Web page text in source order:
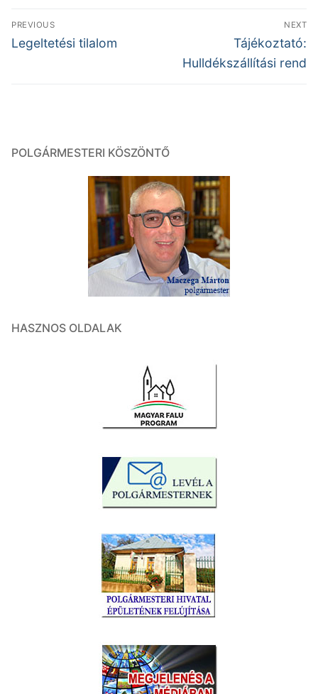
Bejegyzés
navigáció
PREVIOUS
Previous
Legeltetési tilalom
NEXT
Next
post:
Tájékoztató:
Hulldékszállítási rend
POLGÁRMESTERI KÖSZÖNTŐ
HASZNOS OLDALAK